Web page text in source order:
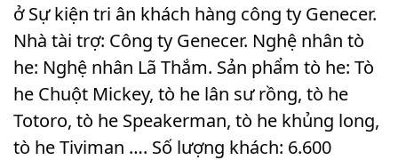
ở Sự kiện tri ân khách hàng công ty Genecer.
Nhà tài trợ: Công ty Genecer. Nghệ nhân tò
he: Nghệ nhân Lã Thắm. Sản phẩm tò he: Tò
he Chuột Mickey, tò he lân sư rồng, tò he
Totoro, tò he Speakerman, tò he khủng long,
tò he Tiviman …. Số lượng khách: 6.600